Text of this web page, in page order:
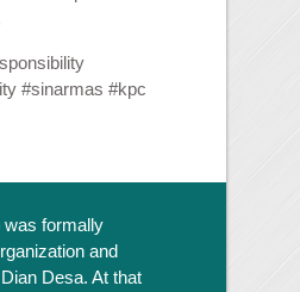
#sinarmas #kpc
was formally
and
Desa. At that